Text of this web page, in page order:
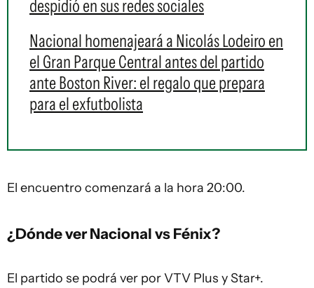
despidió en sus redes sociales
Nacional homenajeará a Nicolás Lodeiro en
el Gran Parque Central antes del partido
ante Boston River: el regalo que prepara
para el exfutbolista
El encuentro comenzará a la hora 20:00.
¿Dónde ver Nacional vs Fénix?
El partido se podrá ver por VTV Plus y Star+.